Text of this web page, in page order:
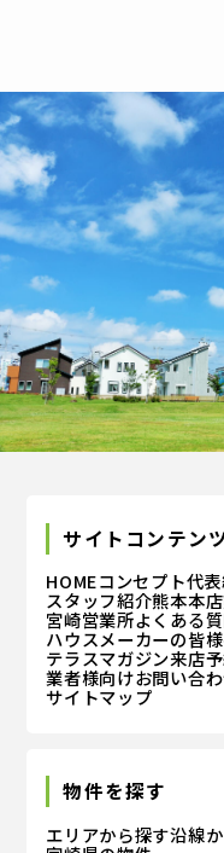
サイトコンテン
HOMEコンセプト代
スタッフ紹介熊本本店
宮崎営業所よくある
ハウスメーカーの皆
テラスマガジン来店
業者様向けお問い合
サイトマップ
物件を探す
エリアから探す沿線